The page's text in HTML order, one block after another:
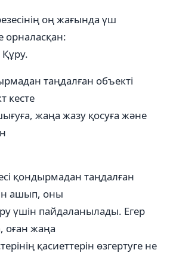
оң жағында үш
орналасқан:
таңдалған объекті
кесте
жаңа жазу қосуға және
қондырмадан таңдалған
ашып, оны
үшін пайдаланылады. Егер
оған жаңа
қасиеттерін өзгертуге не